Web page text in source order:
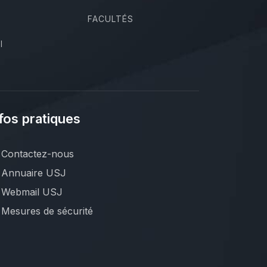
FACULTÉS
pratiques
Contactez-nous
Annuaire USJ
Webmail USJ
Mesures de sécurité